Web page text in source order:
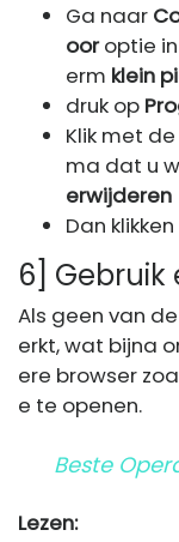
Ga naar
ooroptie in
erm klein
druk op
Klik met
ma dat u
erwijderen
Dan klikken
6] Gebruik
Als geen van
erkt, wat bijna
ere browser
e te openen.
Beste
Lezen: